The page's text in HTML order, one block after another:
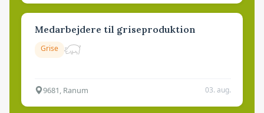
Medarbejdere til griseproduktion
Grise
9681, Ranum 03. aug.